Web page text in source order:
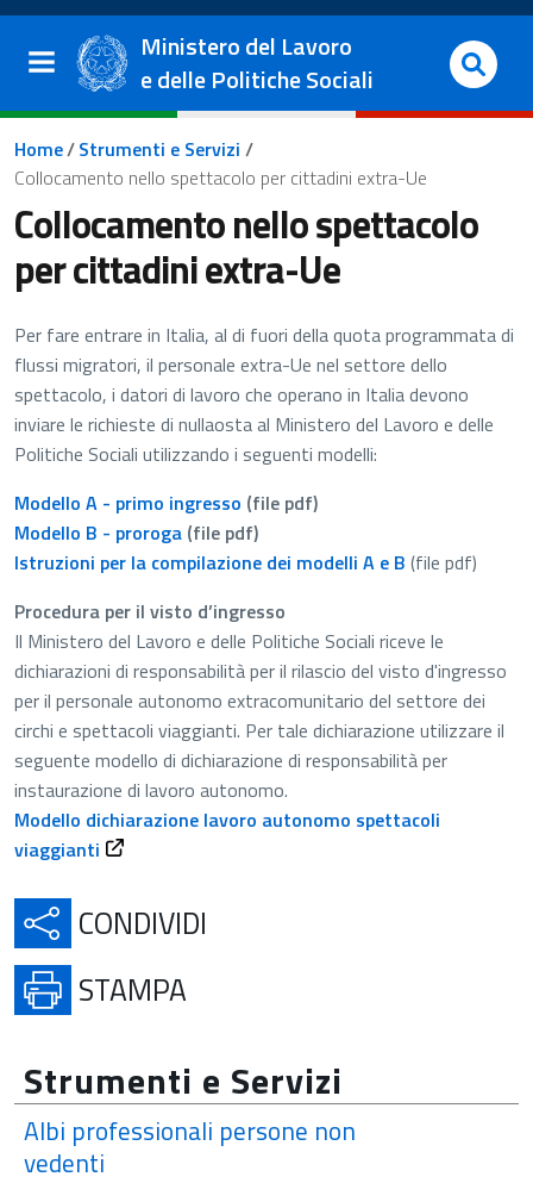
Salta al contenuto principale
Vai al footer
Ministero del Lavoro
e delle Politiche Sociali
Briciole di pane
Home/Strumenti e Servizi /
Collocamento nello spettacolo per cittadini extra-Ue
Collocamento nello spettacolo
per cittadini extra-Ue
Per fare entrare in Italia, al di fuori della quota programmata di
flussi migratori, il personale extra-Ue nel settore dello
spettacolo, i datori di lavoro che operano in Italia devono
inviare le richieste di nullaosta al Ministero del Lavoro e delle
Politiche Sociali utilizzando i seguenti modelli:
Modello A - primo ingresso (file pdf)
Modello B - proroga (file pdf)
Istruzioni per la compilazione dei modelli A e B (file pdf)
Procedura per il visto d’ingresso
Il Ministero del Lavoro e delle Politiche Sociali riceve le
dichiarazioni di responsabilità per il rilascio del visto d'ingresso
per il personale autonomo extracomunitario del settore dei
circhi e spettacoli viaggianti. Per tale dichiarazione utilizzare il
seguente modello di dichiarazione di responsabilità per
instaurazione di lavoro autonomo.
Modello dichiarazione lavoro autonomo spettacoli
viaggianti Apre in una nuova scheda
CONDIVIDI
STAMPA
Strumenti e Servizi
Albi professionali persone non
vedenti